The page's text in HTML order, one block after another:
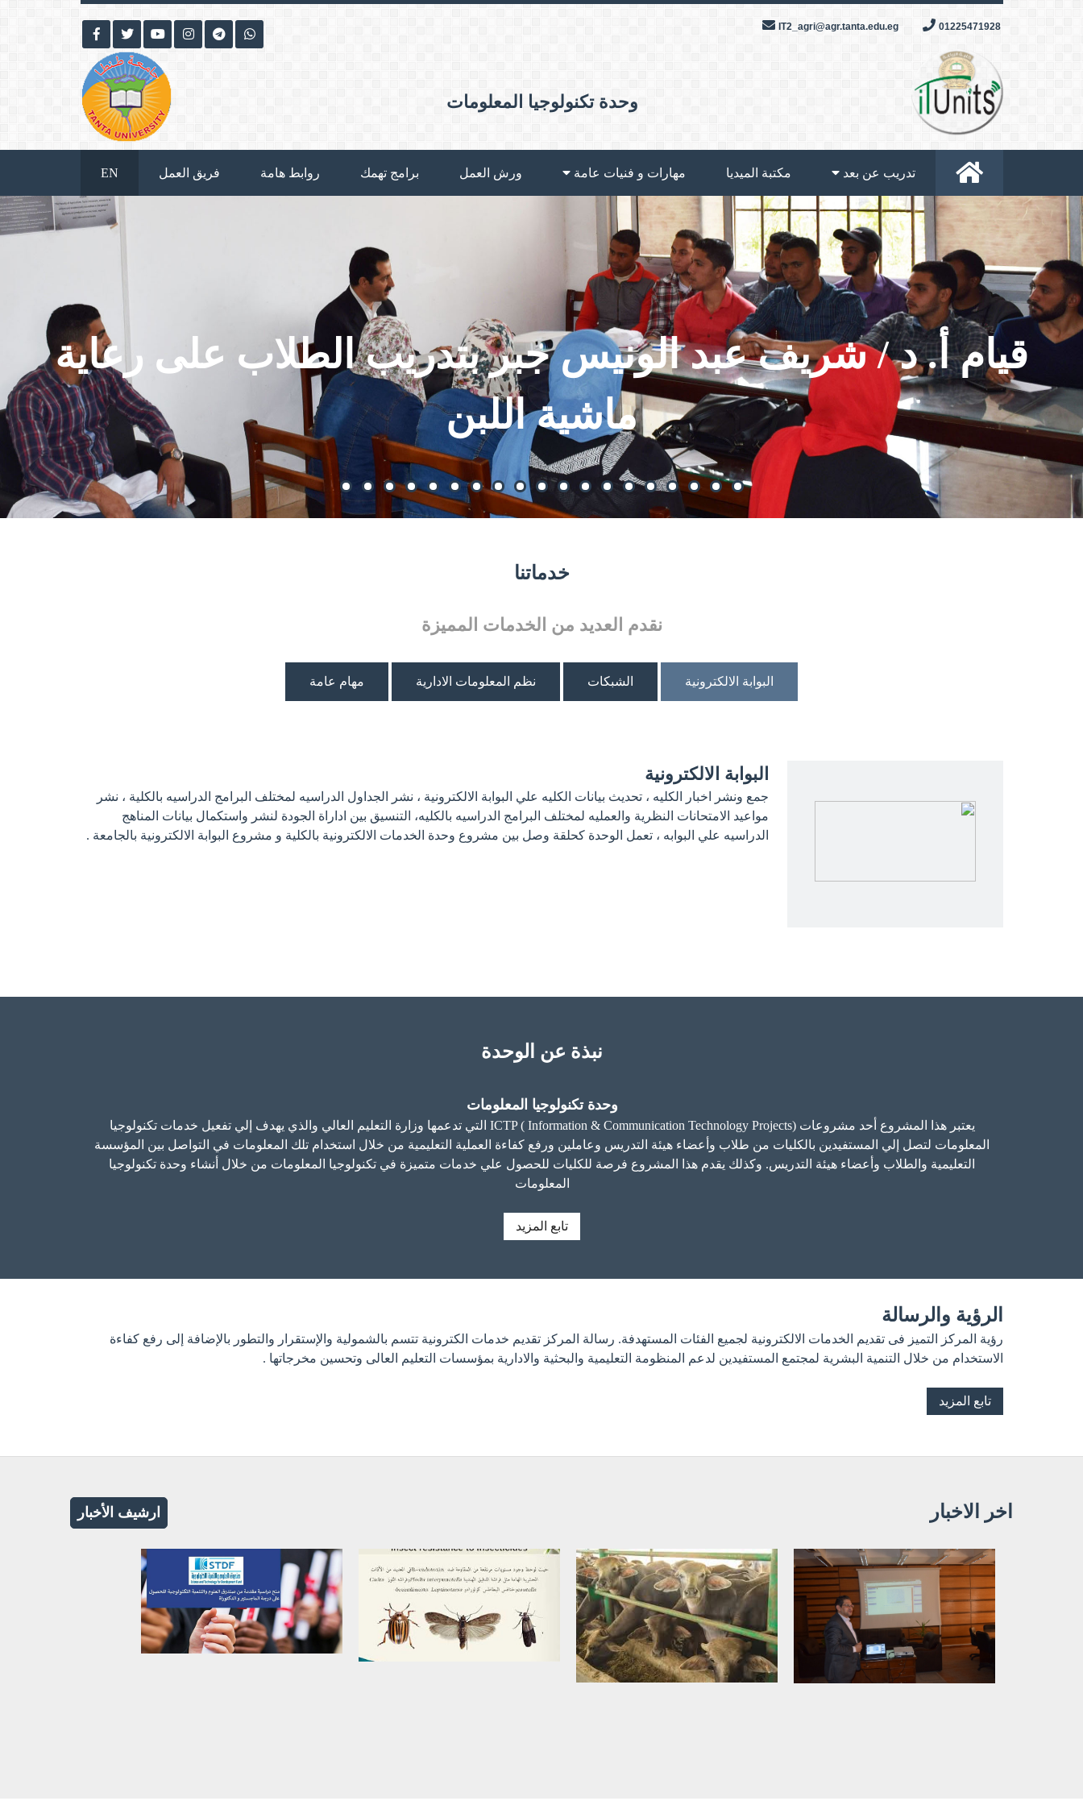
01225471928
IT2_agri@agr.tanta.edu.eg
وحدة تكنولوجيا المعلومات
تدريب عن بعد مكتبة الميديا مهارات و فنيات عامة ورش العمل برامج تهمك روابط هامة فريق العمل EN
قيام أ. د / شريف عبد الونيس جبر بتدريب الطلاب على رعاية
ماشية اللبن
خدماتنا
نقدم العديد من الخدمات المميزة
البوابة الالكترونية الشبكات نظم المعلومات الادارية مهام عامة
البوابة الالكترونية
جمع ونشر اخبار الكليه ، تحديث بيانات الكليه علي البوابة الالكترونية ، نشر الجداول الدراسيه لمختلف البرامج الدراسيه بالكلية ، نشر
مواعيد الامتحانات النظرية والعمليه لمختلف البرامج الدراسيه بالكليه، التنسيق بين اداراة الجودة لنشر واستكمال بيانات المناهج
الدراسيه علي البوابه ، تعمل الوحدة كحلقة وصل بين مشروع وحدة الخدمات الالكترونية بالكلية و مشروع البوابة الالكترونية بالجامعة .
نبذة عن الوحدة
وحدة تكنولوجيا المعلومات
يعتبر هذا المشروع أحد مشروعات ICTP ( Information & Communication Technology Projects) التي تدعمها وزارة التعليم العالي والذي يهدف إلي تفعيل خدمات تكنولوجيا
المعلومات لتصل إلي المستفيدين بالكليات من طلاب وأعضاء هيئة التدريس وعاملين ورفع كفاءة العملية التعليمية من خلال استخدام تلك المعلومات في التواصل بين المؤسسة
التعليمية والطلاب وأعضاء هيئة التدريس. وكذلك يقدم هذا المشروع فرصة للكليات للحصول علي خدمات متميزة في تكنولوجيا المعلومات من خلال أنشاء وحدة تكنولوجيا
المعلومات
تابع المزيد
الرؤية والرسالة
رؤية المركز التميز فى تقديم الخدمات الالكترونية لجميع الفئات المستهدفة. رسالة المركز تقديم خدمات الكترونية تتسم بالشمولية والإستقرار والتطور بالإضافة إلى رفع كفاءة
الاستخدام من خلال التنمية البشرية لمجتمع المستفيدين لدعم المنظومة التعليمية والبحثية والادارية بمؤسسات التعليم العالى وتحسين مخرجاتها .
تابع المزيد
اخر الاخبار ارشيف الأخبار